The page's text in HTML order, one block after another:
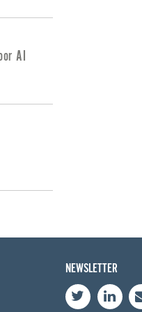
AI
NEWSLETTER